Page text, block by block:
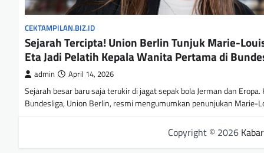
CEKTAMPILAN.BIZ.ID
Sejarah Tercipta! Union Berlin Tunjuk Marie-
Eta Jadi Pelatih Kepala Wanita Pertama di
admin April 14, 2026
Sejarah besar baru saja terukir di jagat sepak bola Jerman dan Eropa.
Bundesliga, Union Berlin, resmi mengumumkan penunjukan Marie-
Copyright © 2026